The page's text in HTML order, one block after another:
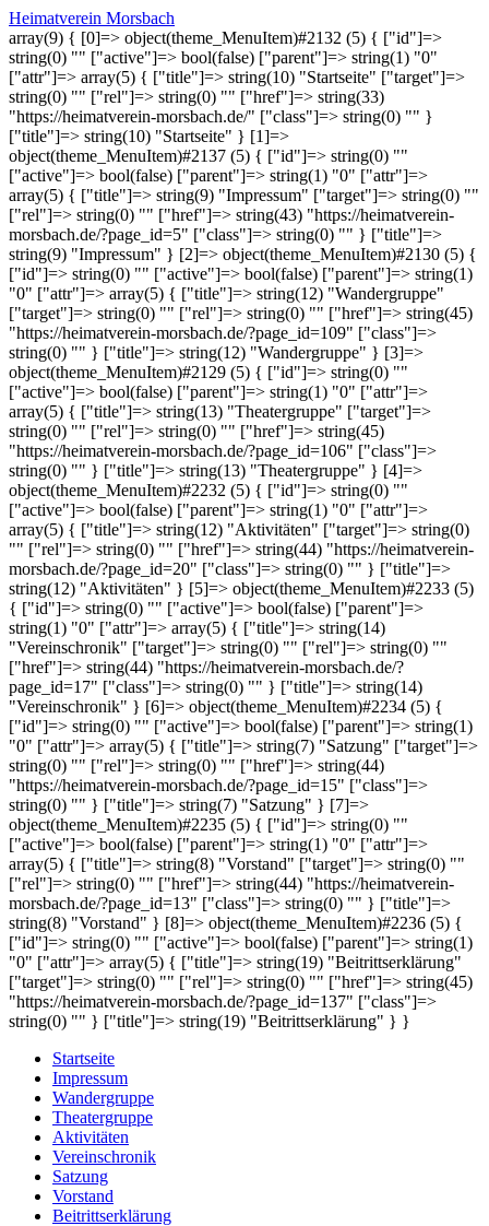
Heimatverein Morsbach
array(9) { [0]=> object(theme_MenuItem)#2132 (5) { ["id"]=>
string(0) "" ["active"]=> bool(false) ["parent"]=> string(1) "0"
["attr"]=> array(5) { ["title"]=> string(10) "Startseite" ["target"]=>
string(0) "" ["rel"]=> string(0) "" ["href"]=> string(33)
"https://heimatverein-morsbach.de/" ["class"]=> string(0) "" }
["title"]=> string(10) "Startseite" } [1]=>
object(theme_MenuItem)#2137 (5) { ["id"]=> string(0) ""
["active"]=> bool(false) ["parent"]=> string(1) "0" ["attr"]=>
array(5) { ["title"]=> string(9) "Impressum" ["target"]=> string(0) ""
["rel"]=> string(0) "" ["href"]=> string(43) "https://heimatverein-
morsbach.de/?page_id=5" ["class"]=> string(0) "" } ["title"]=>
string(9) "Impressum" } [2]=> object(theme_MenuItem)#2130 (5) {
["id"]=> string(0) "" ["active"]=> bool(false) ["parent"]=> string(1)
"0" ["attr"]=> array(5) { ["title"]=> string(12) "Wandergruppe"
["target"]=> string(0) "" ["rel"]=> string(0) "" ["href"]=> string(45)
"https://heimatverein-morsbach.de/?page_id=109" ["class"]=>
string(0) "" } ["title"]=> string(12) "Wandergruppe" } [3]=>
object(theme_MenuItem)#2129 (5) { ["id"]=> string(0) ""
["active"]=> bool(false) ["parent"]=> string(1) "0" ["attr"]=>
array(5) { ["title"]=> string(13) "Theatergruppe" ["target"]=>
string(0) "" ["rel"]=> string(0) "" ["href"]=> string(45)
"https://heimatverein-morsbach.de/?page_id=106" ["class"]=>
string(0) "" } ["title"]=> string(13) "Theatergruppe" } [4]=>
object(theme_MenuItem)#2232 (5) { ["id"]=> string(0) ""
["active"]=> bool(false) ["parent"]=> string(1) "0" ["attr"]=>
array(5) { ["title"]=> string(12) "Aktivitäten" ["target"]=> string(0)
"" ["rel"]=> string(0) "" ["href"]=> string(44) "https://heimatverein-
morsbach.de/?page_id=20" ["class"]=> string(0) "" } ["title"]=>
string(12) "Aktivitäten" } [5]=> object(theme_MenuItem)#2233 (5)
{ ["id"]=> string(0) "" ["active"]=> bool(false) ["parent"]=>
string(1) "0" ["attr"]=> array(5) { ["title"]=> string(14)
"Vereinschronik" ["target"]=> string(0) "" ["rel"]=> string(0) ""
["href"]=> string(44) "https://heimatverein-morsbach.de/?
page_id=17" ["class"]=> string(0) "" } ["title"]=> string(14)
"Vereinschronik" } [6]=> object(theme_MenuItem)#2234 (5) {
["id"]=> string(0) "" ["active"]=> bool(false) ["parent"]=> string(1)
"0" ["attr"]=> array(5) { ["title"]=> string(7) "Satzung" ["target"]=>
string(0) "" ["rel"]=> string(0) "" ["href"]=> string(44)
"https://heimatverein-morsbach.de/?page_id=15" ["class"]=>
string(0) "" } ["title"]=> string(7) "Satzung" } [7]=>
object(theme_MenuItem)#2235 (5) { ["id"]=> string(0) ""
["active"]=> bool(false) ["parent"]=> string(1) "0" ["attr"]=>
array(5) { ["title"]=> string(8) "Vorstand" ["target"]=> string(0) ""
["rel"]=> string(0) "" ["href"]=> string(44) "https://heimatverein-
morsbach.de/?page_id=13" ["class"]=> string(0) "" } ["title"]=>
string(8) "Vorstand" } [8]=> object(theme_MenuItem)#2236 (5) {
["id"]=> string(0) "" ["active"]=> bool(false) ["parent"]=> string(1)
"0" ["attr"]=> array(5) { ["title"]=> string(19) "Beitrittserklärung"
["target"]=> string(0) "" ["rel"]=> string(0) "" ["href"]=> string(45)
"https://heimatverein-morsbach.de/?page_id=137" ["class"]=>
string(0) "" } ["title"]=> string(19) "Beitrittserklärung" } }
Startseite
Impressum
Wandergruppe
Theatergruppe
Aktivitäten
Vereinschronik
Satzung
Vorstand
Beitrittserklärung